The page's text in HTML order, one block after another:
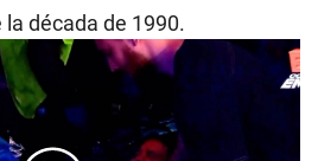
década de 1990.